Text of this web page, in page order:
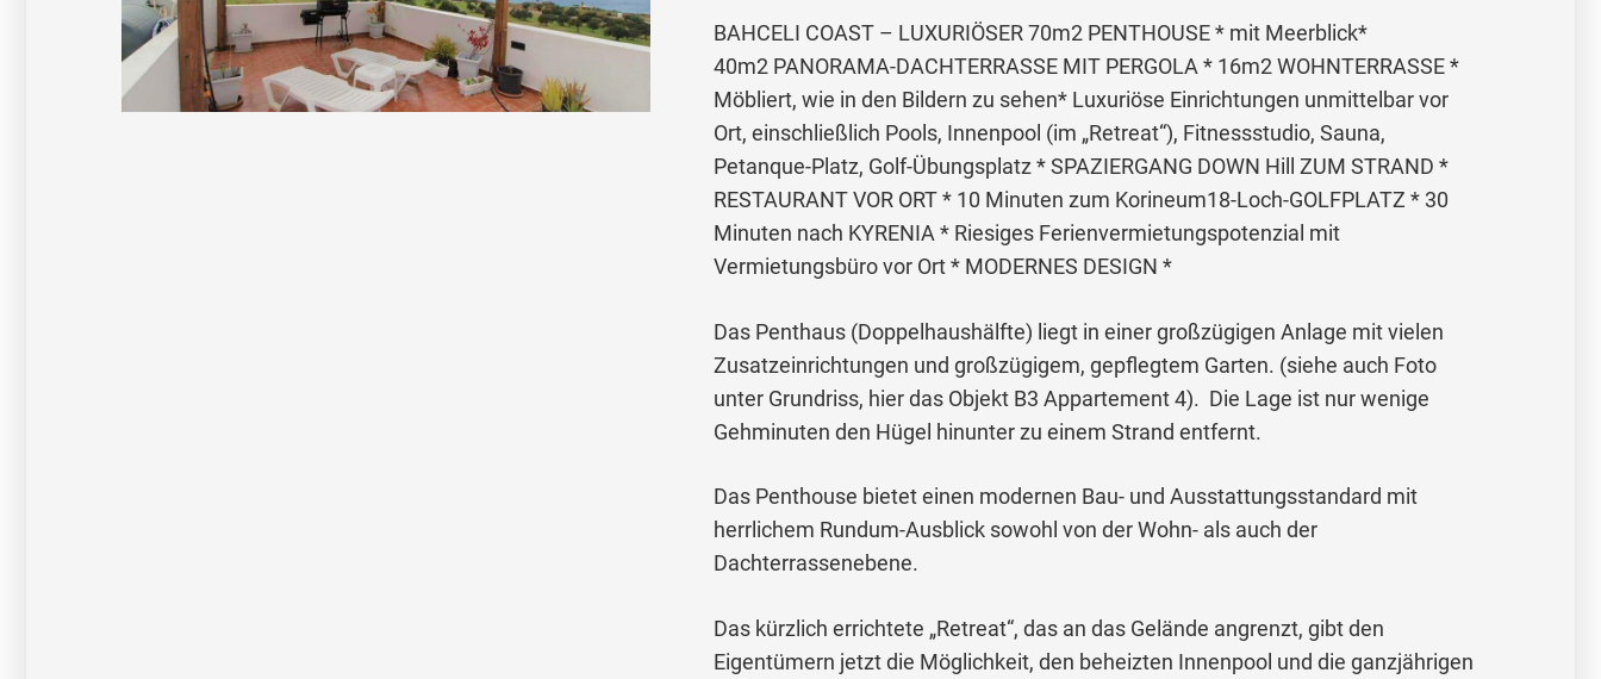
BAHCELI COAST – LUXURIÖSER 70m2 PENTHOUSE * mit Meerblick*
40m2 PANORAMA-DACHTERRASSE MIT PERGOLA * 16m2 WOHNTERRASSE *
Möbliert, wie in den Bildern zu sehen* Luxuriöse Einrichtungen unmittelbar vor
Ort, einschließlich Pools, Innenpool (im „Retreat“), Fitnessstudio, Sauna,
Petanque-Platz, Golf-Übungsplatz * SPAZIERGANG DOWN Hill ZUM STRAND *
RESTAURANT VOR ORT * 10 Minuten zum Korineum18-Loch-GOLFPLATZ * 30
Minuten nach KYRENIA * Riesiges Ferienvermietungspotenzial mit
Vermietungsbüro vor Ort * MODERNES DESIGN *
Das Penthaus (Doppelhaushälfte) liegt in einer großzügigen Anlage mit vielen
Zusatzeinrichtungen und großzügigem, gepflegtem Garten. (siehe auch Foto
unter Grundriss, hier das Objekt B3 Appartement 4). Die Lage ist nur wenige
Gehminuten den Hügel hinunter zu einem Strand entfernt.
Das Penthouse bietet einen modernen Bau- und Ausstattungsstandard mit
herrlichem Rundum-Ausblick sowohl von der Wohn- als auch der
Dachterrassenebene.
Das kürzlich errichtete „Retreat“, das an das Gelände angrenzt, gibt den
Eigentümern jetzt die Möglichkeit, den beheizten Innenpool und die ganzjährigen